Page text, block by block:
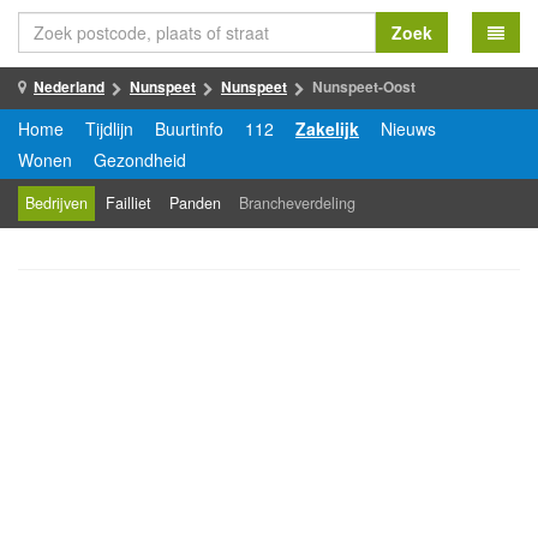
Zoek
Nederland Nunspeet Nunspeet Nunspeet-Oost
Home Tijdlijn Buurtinfo 112 Zakelijk
Nieuws
Wonen
Gezondheid
Bedrijven Failliet Panden Brancheverdeling